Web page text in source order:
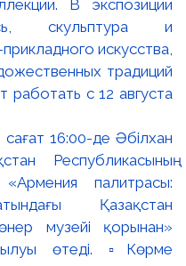
16:00-де Әбілхан
Республикасының
палитрасы:
Қазақстан
музейі қорынан»
өтеді. ▫️Көрме